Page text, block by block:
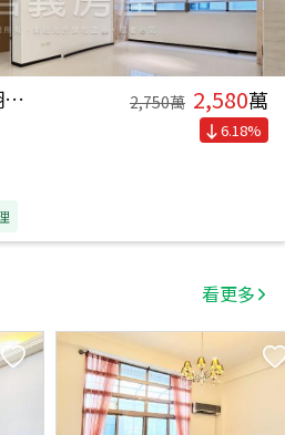
湖廬３樓．近捷運大湖公園 2,750萬 2,580萬
6.18%
看更多